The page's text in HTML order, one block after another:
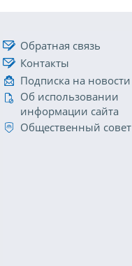
Обратная связь
Контакты
Подписка на новости
Об использовании
информации сайта
Общественный совет